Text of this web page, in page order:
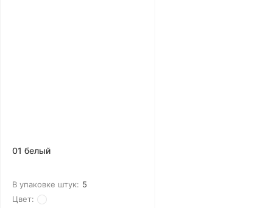
01 белый
В упаковке штук: 5
Цвет: